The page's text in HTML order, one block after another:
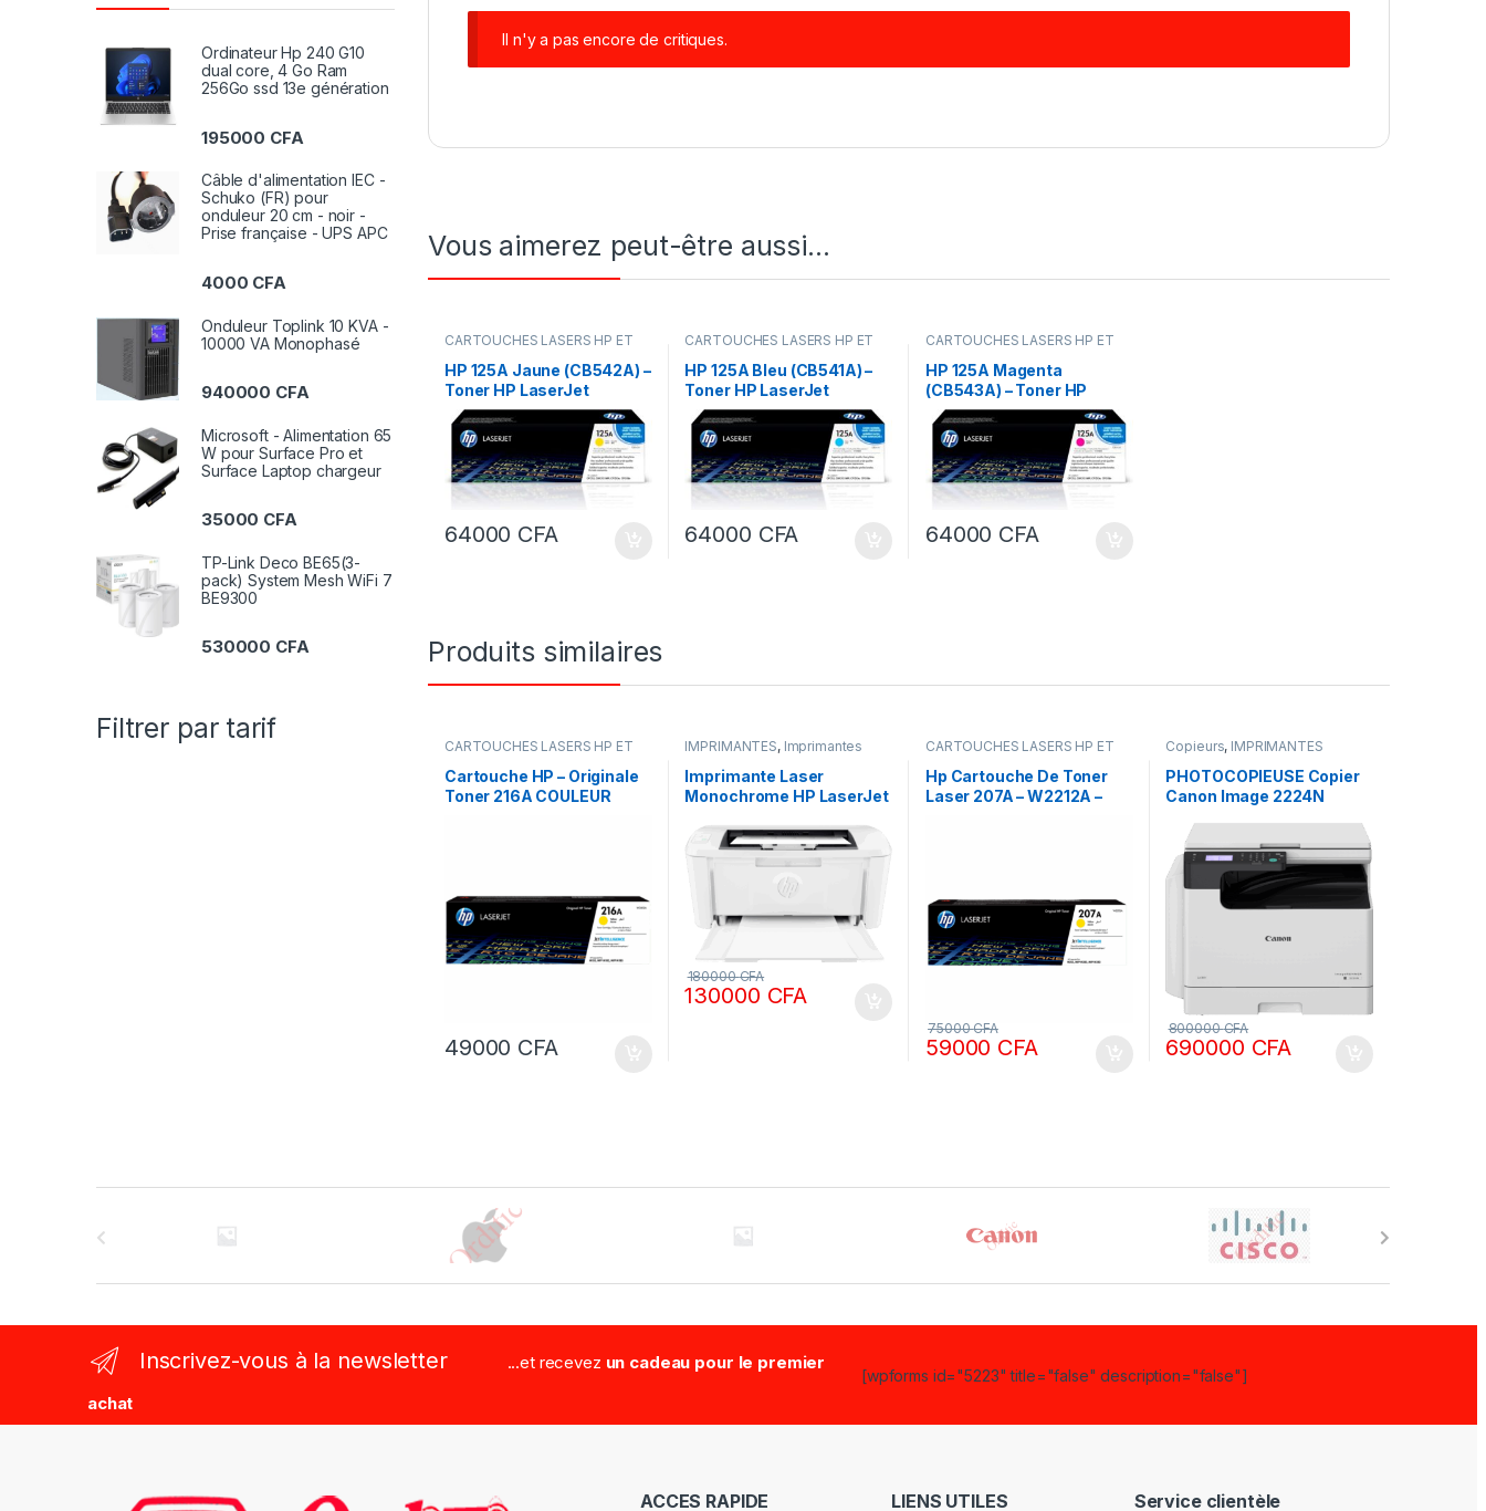
Il n'y a pas encore de critiques.
Vous aimerez peut-être aussi…
CARTOUCHES LASERS HP ET
Toners, IMPRIMANTES,
Imprimantes laser
HP 125A Jaune (CB542A) –
Toner HP LaserJet
64000 CFA
CARTOUCHES LASERS HP ET
Toners, IMPRIMANTES ,
Imprimantes laser
HP 125A Bleu (CB541A) –
Toner HP LaserJet
64000 CFA
CARTOUCHES LASERS HP ET
Toners, IMPRIMANTES
Imprimantes laser
HP 125A Magenta
(CB543A) – Toner HP
LaserJet
64000 CFA
Produits similaires
CARTOUCHES LASERS HP ET
Toners,IMPRIMANTES
Cartouche HP – Originale
Toner 216A COULEUR
49000 CFA
IMPRIMANTES, Imprimantes
Imprimante Laser
Monochrome HP LaserJet
130000 CFA
180000CFA
CARTOUCHES LASERS HP ET
Toners,IMPRIMANTES
Hp Cartouche De Toner
Laser 207A – W2212A –
59000 CFA
75000CFA
Copieurs, IMPRIMANTES
PHOTOCOPIEUSE Copier
Canon Image 2224N
690000 CFA
800000CFA
Ordinateur Hp 240 G10
dual core, 4 Go Ram
256Go ssd 13e génération
195000 CFA
Câble d'alimentation IEC -
Schuko (FR) pour
onduleur 20 cm - noir -
Prise française - UPS APC
4000 CFA
Onduleur Toplink 10 KVA -
10000 VA Monophasé
940000 CFA
Microsoft - Alimentation 65
W pour Surface Pro et
Surface Laptop chargeur
35000 CFA
TP-Link Deco BE65(3-
pack) System Mesh WiFi 7
BE9300
530000 CFA
Filtrer par tarif
s
Inscrivez-vous à la newsletter ...et recevez un cadeau pour le premier
achat
[wpforms id="5223" title="false" description="false"]
ACCES RAPIDE LIENS UTILES Service clientèle